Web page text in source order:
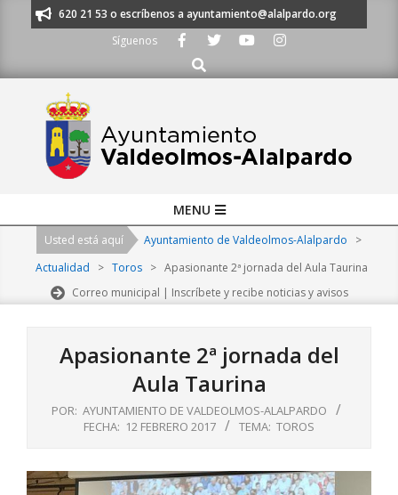
al 91 620 21 53 o escríbenos a ayuntamiento@alalpardo.org
Síguenos
Buscar
Navigation
MENU
Usted está aquí Ayuntamiento de Valdeolmos-Alalpardo
>
Actualidad
> Toros > Apasionante 2ª jornada del Aula Taurina
Correo municipal | Inscríbete y recibe noticias y avisos
Apasionante 2ª jornada del
Aula Taurina
POR: AYUNTAMIENTO DE VALDEOLMOS-ALALPARDO
FECHA: 12 FEBRERO 2017 TEMA: TOROS